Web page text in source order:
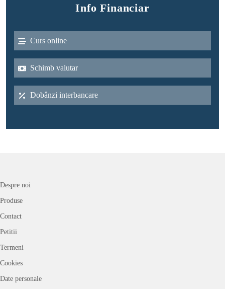
Info Financiar
Curs online
Schimb valutar
Dobânzi interbancare
Despre noi
Produse
Contact
Petitii
Termeni
Cookies
Date personale